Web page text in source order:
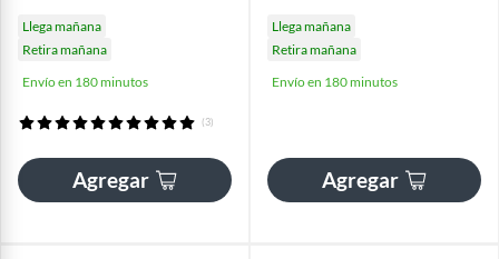
Llega mañana
Retira mañana
Envío en 180 minutos
(3)
Agregar
Llega mañana
Retira mañana
Envío en 180 minutos
Agregar